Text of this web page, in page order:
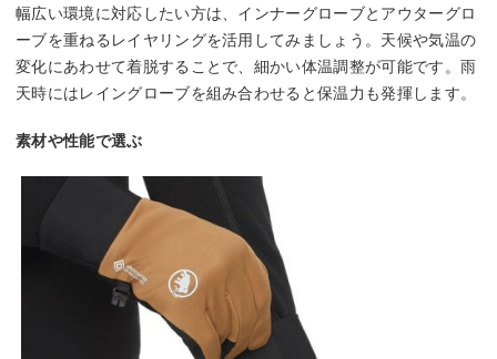
幅広い環境に対応したい方は、インナーグローブとアウターグロ
ーブを重ねるレイヤリングを活用してみましょう。天候や気温の
変化にあわせて着脱することで、細かい体温調整が可能です。雨
天時にはレイングローブを組み合わせると保温力も発揮します。
素材や性能で選ぶ